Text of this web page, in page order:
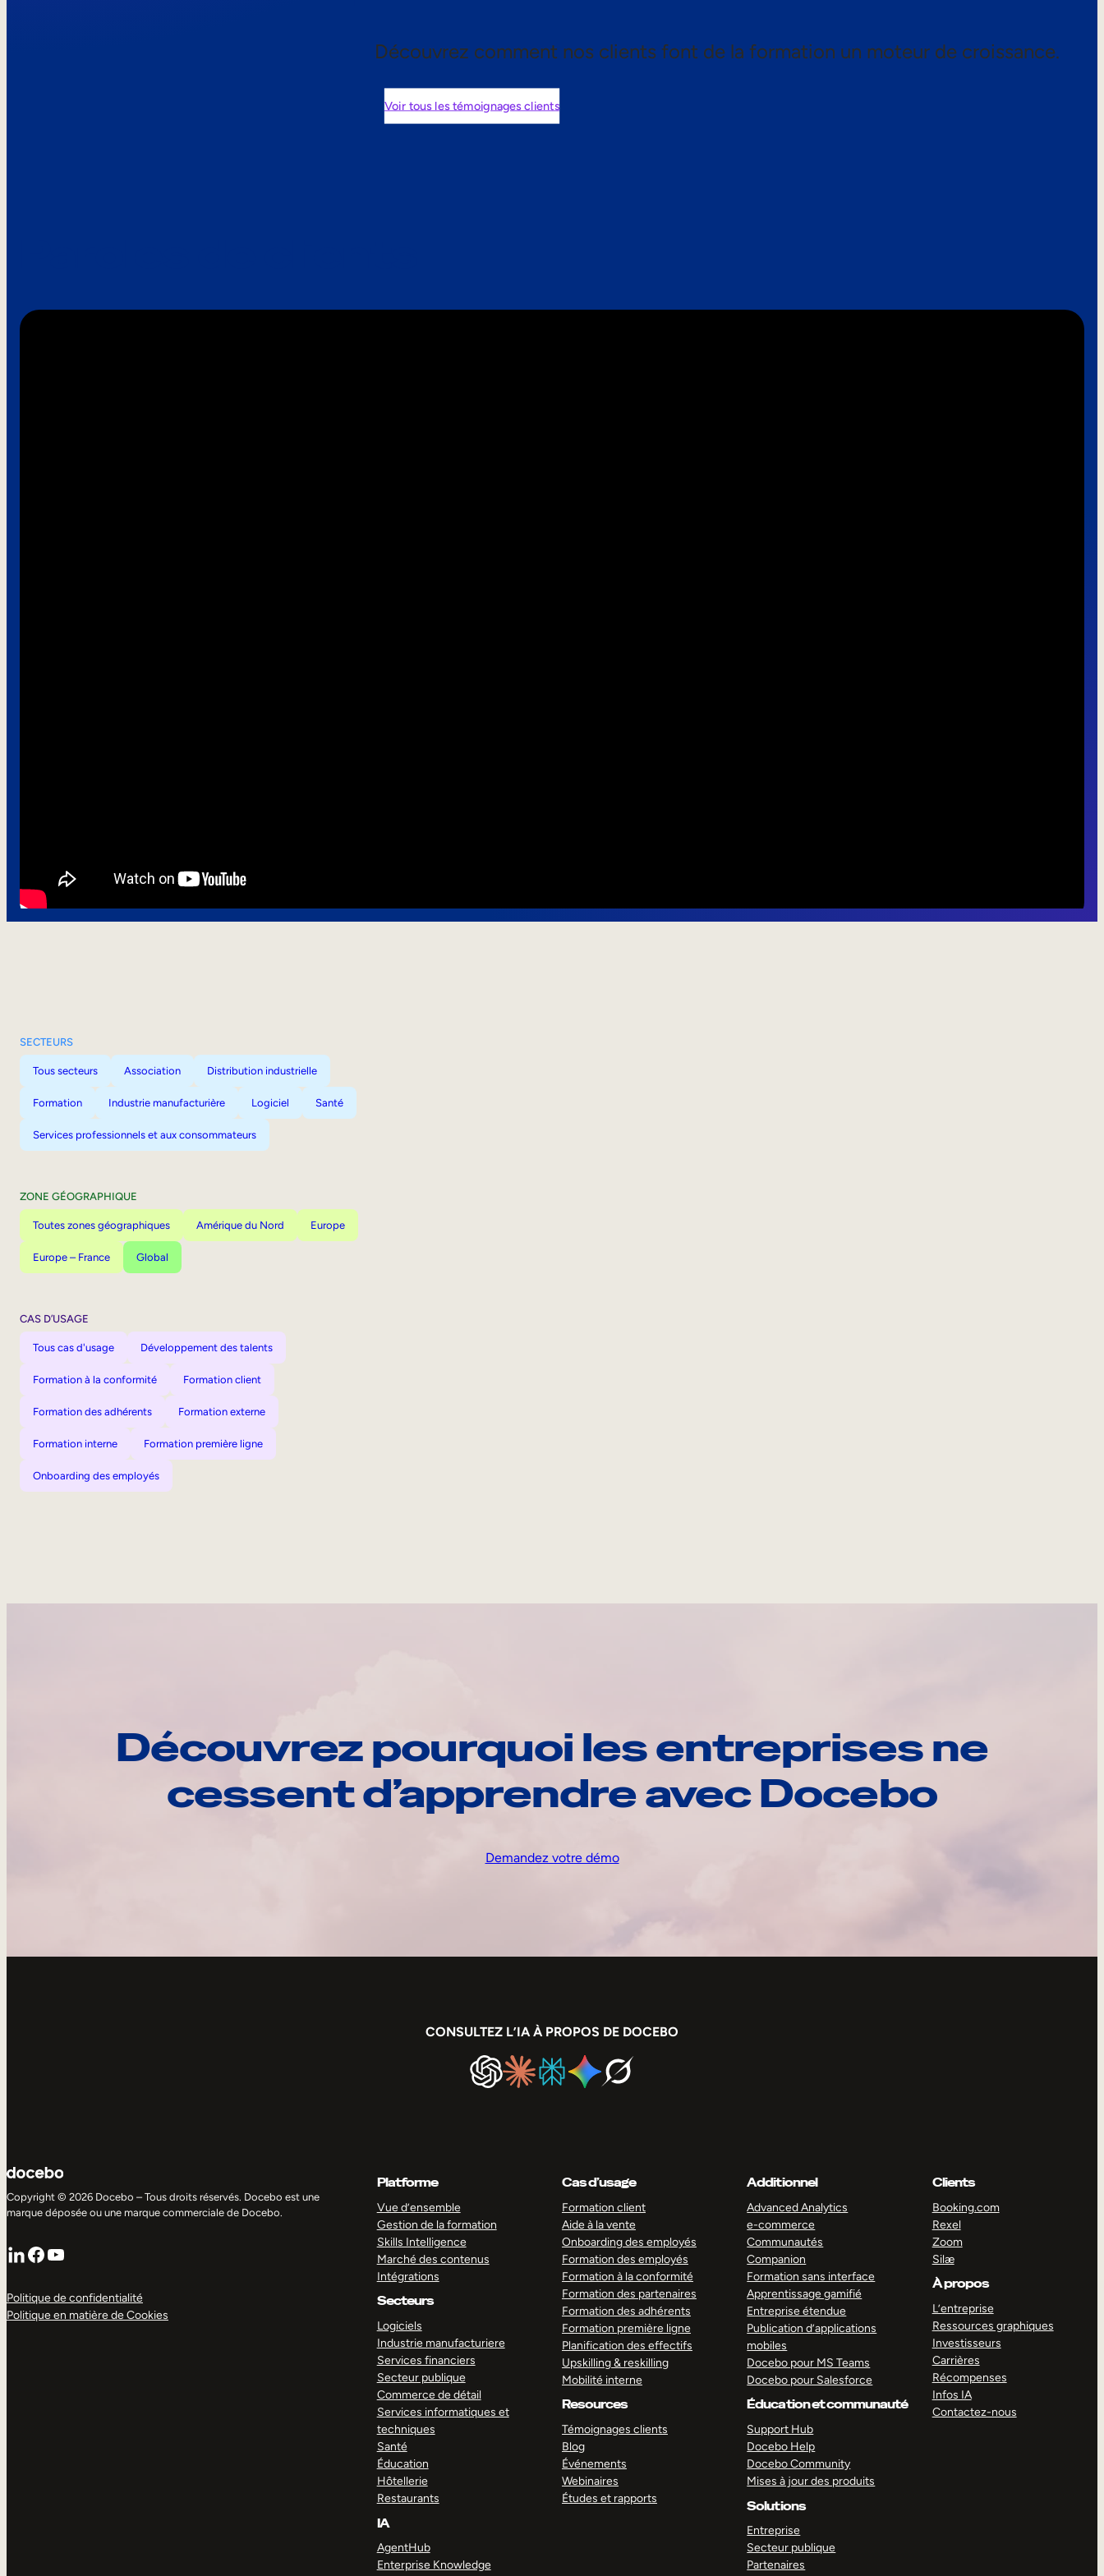
Découvrez comment nos clients font de la formation un moteur de croissance.
Voir tous les témoignages clients
SECTEURS
Tous secteurs Association Distribution industrielle
Formation Industrie manufacturière Logiciel Santé
Services professionnels et aux consommateurs
ZONE GÉOGRAPHIQUE
Toutes zones géographiques Amérique du Nord Europe
Europe – France Global
CAS D’USAGE
Tous cas d'usage Développement des talents
Formation à la conformité Formation client
Formation des adhérents Formation externe
Formation interne Formation première ligne
Onboarding des employés
Découvrez pourquoi les entreprises ne
cessent d’apprendre avec Docebo
Demandez votre démo
CONSULTEZ L’IA À PROPOS DE DOCEBO
Copyright © 2026 Docebo – Tous droits réservés. Docebo est une
marque déposée ou une marque commerciale de Docebo.
LinkedIn
Facebook
YouTube
Politique de confidentialité
Politique en matière de Cookies
Platforme
Vue d’ensemble
Gestion de la formation
Skills Intelligence
Marché des contenus
Intégrations
Secteurs
Logiciels
Industrie manufacturiere
Services financiers
Secteur publique
Commerce de détail
Services informatiques et
techniques
Santé
Éducation
Hôtellerie
Restaurants
IA
AgentHub
Enterprise Knowledge
Cas d’usage
Formation client
Aide à la vente
Onboarding des employés
Formation des employés
Formation à la conformité
Formation des partenaires
Formation des adhérents
Formation première ligne
Planification des effectifs
Upskilling & reskilling
Mobilité interne
Resources
Témoignages clients
Blog
Événements
Webinaires
Études et rapports
Additionnel
Advanced Analytics
e-commerce
Communautés
Companion
Formation sans interface
Apprentissage gamifié
Entreprise étendue
Publication d’applications
mobiles
Docebo pour MS Teams
Docebo pour Salesforce
Éducation et communauté
Support Hub
Docebo Help
Docebo Community
Mises à jour des produits
Solutions
Entreprise
Secteur publique
Partenaires
Clients
Booking.com
Rexel
Zoom
Silæ
À propos
L’entreprise
Ressources graphiques
Investisseurs
Carrières
Récompenses
Infos IA
Contactez-nous